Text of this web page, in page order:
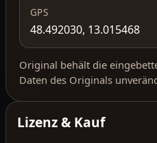
GPS
48.492030, 13.015468
Original behält die
Daten des Originals
Lizenz & Kauf